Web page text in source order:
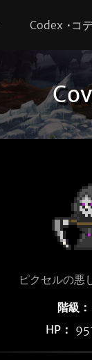
Codex •コ
ピクセルの悪
階級：
HP：